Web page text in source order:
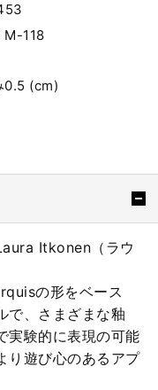
118
0.5 (cm)
Itkonen（ラウ
の形をベース
で、さまざまな釉
実験的に表現の可能
り遊び心のあるアプ